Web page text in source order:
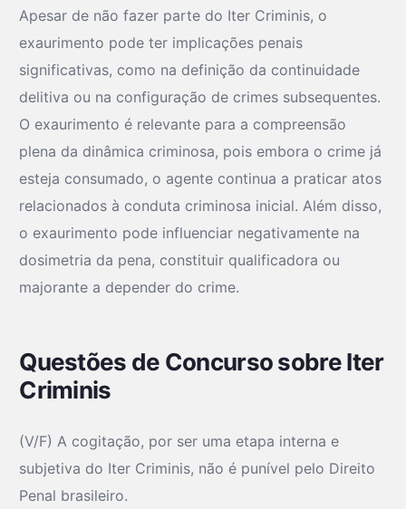
Apesar de não fazer parte do Iter Criminis, o
exaurimento pode ter implicações penais
significativas, como na definição da continuidade
delitiva ou na configuração de crimes subsequentes.
O exaurimento é relevante para a compreensão
plena da dinâmica criminosa, pois embora o crime já
esteja consumado, o agente continua a praticar atos
relacionados à conduta criminosa inicial. Além disso,
o exaurimento pode influenciar negativamente na
dosimetria da pena, constituir qualificadora ou
majorante a depender do crime.
Questões de Concurso sobre Iter
Criminis
(V/F) A cogitação, por ser uma etapa interna e
subjetiva do Iter Criminis, não é punível pelo Direito
Penal brasileiro.